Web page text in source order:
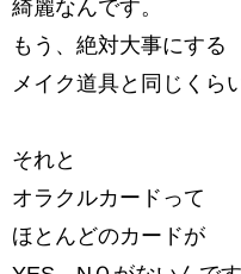
綺麗なんです。
もう、絶対大事にする
メイク道具と同じくら
それと
オラクルカードって
ほとんどのカードが